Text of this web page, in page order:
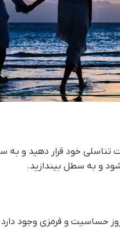
تناسلی خود قرار دهید و
و به سطل بیندازید.
حساسیت و قرمزی وجود